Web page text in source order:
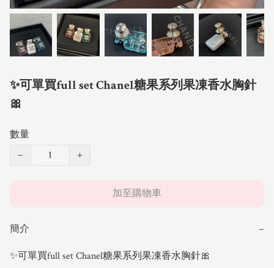
✨可單買full set Chanel糖果系列果凍香水胸針
🎀
數量
−
+
加至購物車
簡介 −
✨可單買full set Chanel糖果系列果凍香水胸針🎀